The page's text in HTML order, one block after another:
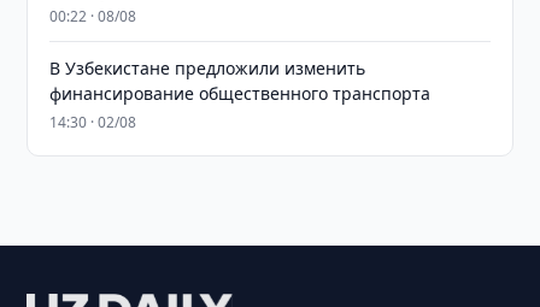
00:22 · 08/08
В Узбекистане предложили изменить
финансирование общественного транспорта
14:30 · 02/08